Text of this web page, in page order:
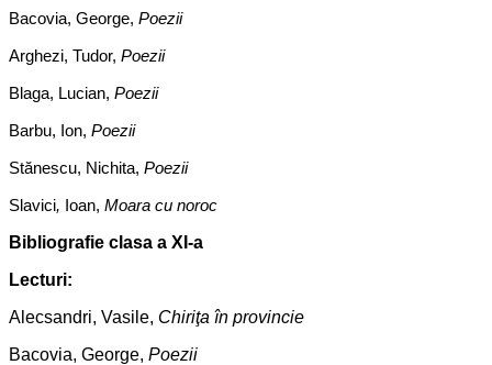
Bacovia, George, Poezii
Arghezi, Tudor, Poezii
Blaga, Lucian, Poezii
Barbu, Ion, Poezii
Stănescu, Nichita, Poezii
Slavici, Ioan, Moara cu noroc
Bibliografie clasa a XI-a
Lecturi:
Alecsandri, Vasile, Chiriţa în provincie
Bacovia, George, Poezii